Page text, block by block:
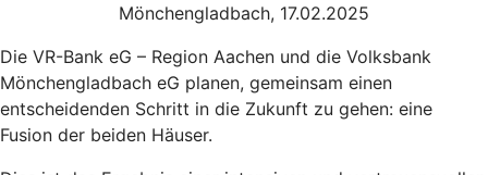
Mönchengladbach, 17.02.2025
Die VR-Bank eG – Region Aachen und die Volksbank
Mönchengladbach eG planen, gemeinsam einen
entscheidenden Schritt in die Zukunft zu gehen: eine
Fusion der beiden Häuser.